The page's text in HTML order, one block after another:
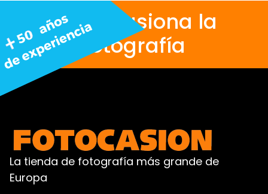
Nos apasiona la
fotografía
La tienda de fotografía más grande de
Europa